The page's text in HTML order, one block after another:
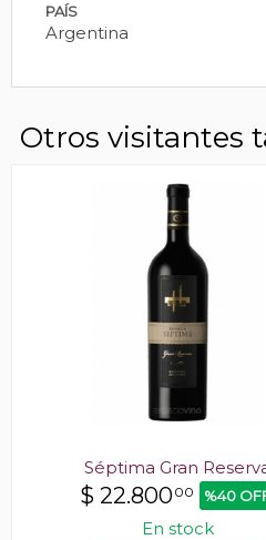
PAÍS
Argentina
Otros visitantes
Séptima Gran
$ 22.80000 %40
En stock